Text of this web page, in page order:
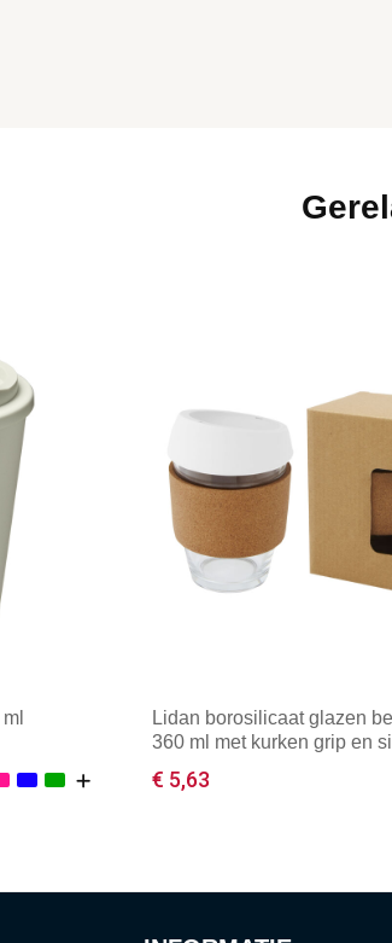
Lidan borosilicaat glazen
360 ml met kurken grip en
€ 5,63